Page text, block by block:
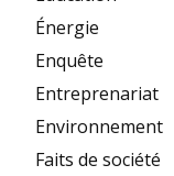
Énergie
Enquête
Entreprenariat
Environnement
Faits de société